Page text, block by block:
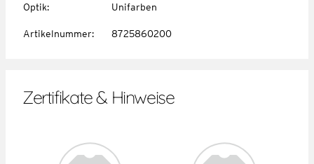
Optik: Unifarben
Artikelnummer: 8725860200
Zertifikate & Hinweise